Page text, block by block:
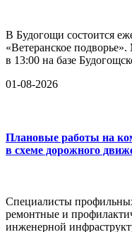
В Будогощи состоится
«Ветеранское
в 13:00 на базе
01-08-2026
Плановые работы на
в схеме дорожного
Специалисты
ремонтные и
инженерной